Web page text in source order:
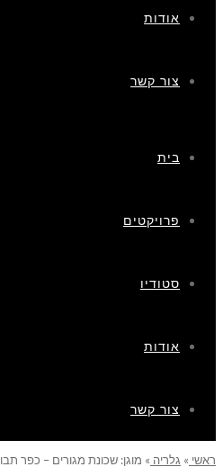
אודות
צור קשר
בית
פרויקטים
סטודיו
אודות
צור קשר
ראשי» גלריה » מוגן: שכונת מגורים – כפר תבור